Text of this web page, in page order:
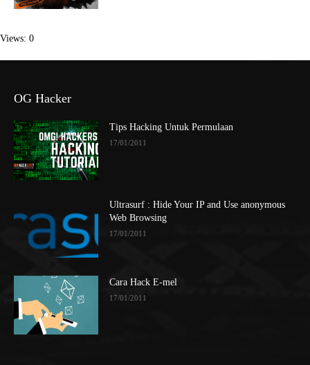
Views: 0
OG Hacker
Tips Hacking Untuk Permulaan
17/01/2011
Ultrasurf : Hide Your IP and Use anonymous
Web Browsing
17/01/2011
Cara Hack E-mel
17/01/2011